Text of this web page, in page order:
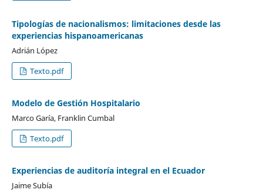
Tipologías de nacionalismos: limitaciones desde las
experiencias hispanoamericanas
Adrián López
Texto.pdf
Modelo de Gestión Hospitalario
Marco Garía, Franklin Cumbal
Texto.pdf
Experiencias de auditoría integral en el Ecuador
Jaime Subía